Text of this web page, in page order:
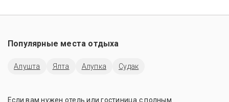
Популярные места отдыха
Алушта Ялта Алупка Судак
Если вам нужен отель или гостиница с полным